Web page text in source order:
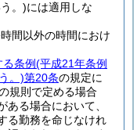
。)には適用しな
間以外の時間におけ
条例(平成21年条例
。)第20条の規定に
規則で定める場合
る場合において、
る勤務を命じなけれ